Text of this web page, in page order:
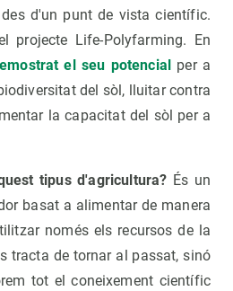
d'un punt de vista científic.
projecte Life-Polyfarming. En
el seu potencial
per a
del sòl, lluitar contra
la capacitat del sòl per a
tipus d'agricultura? És un
basat a alimentar de manera
només els recursos de la
tracta de tornar al passat, sinó
tot el coneixement científic